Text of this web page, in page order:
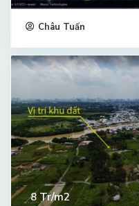
Châu Tuấn
8 Tr/m2